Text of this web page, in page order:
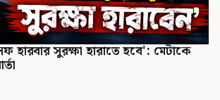
হারবার সুরক্ষা হারাতে হবে': মেটাকে